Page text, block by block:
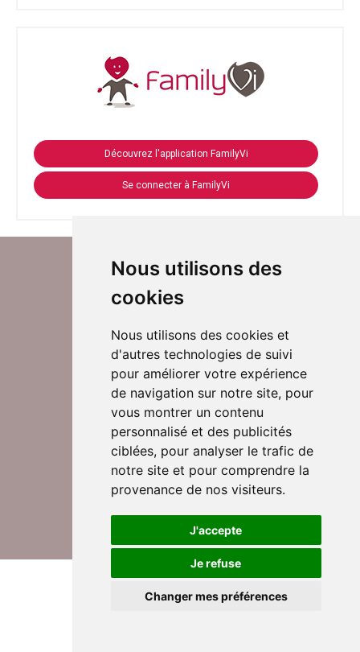
Nous utilisons des
cookies
Nous utilisons des cookies et
d'autres technologies de suivi
pour améliorer votre expérience
de navigation sur notre site, pour
vous montrer un contenu
personnalisé et des publicités
ciblées, pour analyser le trafic de
notre site et pour comprendre la
provenance de nos visiteurs.
J'accepte
Je refuse
Changer mes préférences
Découvrez l'application FamilyVi
Se connecter à FamilyVi
Suivez-nous sur Twitter
Rejoignez nos équipes
Nous contacter
© DomusVi 2026
Mentions légales